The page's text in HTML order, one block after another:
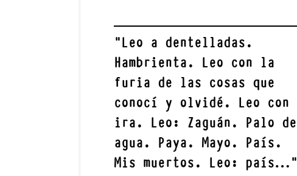
"Leo a dentelladas.
Hambrienta. Leo con la
furia de las cosas que
conocí y olvidé. Leo con
ira. Leo: Zaguán. Palo de
agua. Paya. Mayo. País.
Mis muertos. Leo: país…"